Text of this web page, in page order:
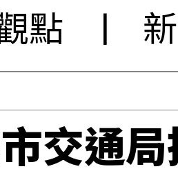
點
|
交通